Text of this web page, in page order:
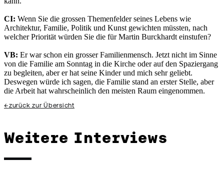
CI: Wenn Sie die grossen Themenfelder seines Lebens wie
Architektur, Familie, Politik und Kunst gewichten müssten, nach
welcher Priorität würden Sie die für Martin Burckhardt einstufen?
VB: Er war schon ein grosser Familienmensch. Jetzt nicht im Sinne
von die Familie am Sonntag in die Kirche oder auf den Spaziergang
zu begleiten, aber er hat seine Kinder und mich sehr geliebt.
Deswegen würde ich sagen, die Familie stand an erster Stelle, aber
die Arbeit hat wahrscheinlich den meisten Raum eingenommen.
←zurück zur Übersicht
Weitere Interviews